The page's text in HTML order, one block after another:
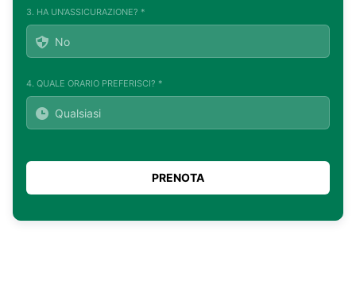
3. HA UN'ASSICURAZIONE? *
4. QUALE ORARIO PREFERISCI? *